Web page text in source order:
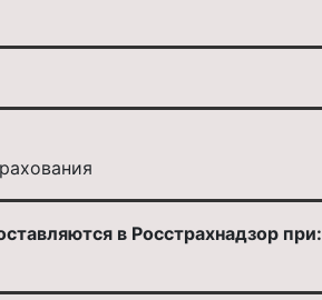
в Росстрахнадзор при: